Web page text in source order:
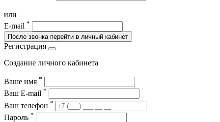
или
E-mail *
После звонка перейти в личный кабинет
Регистрация
Создание личного кабинета
Ваше имя *
Ваш E-mail *
Ваш телефон *
Пароль *